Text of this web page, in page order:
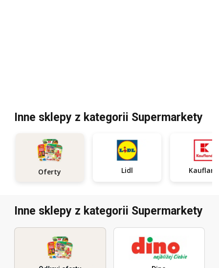
Inne sklepy z kategorii Supermarkety
Oferty Lidl
Inne sklepy z kategorii Supermarkety